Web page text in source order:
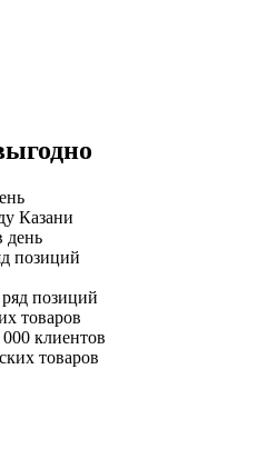
Казани
позиций
товаров
клиентов